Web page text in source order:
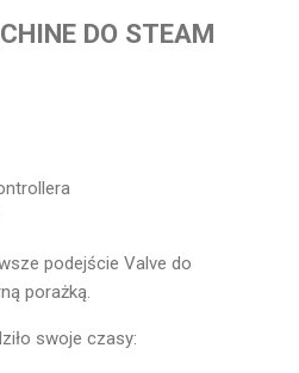
DO STEAM
podejście Valve do
porażką.
swoje czasy: